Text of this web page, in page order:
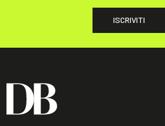
ISCRIVITI